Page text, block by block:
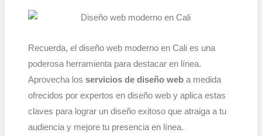
Recuerda, el diseño web moderno en Cali es una
poderosa herramienta para destacar en línea.
Aprovecha los servicios de diseño weba medida
ofrecidos por expertos en diseño web y aplica estas
claves para lograr un diseño exitoso que atraiga a tu
audiencia y mejore tu presencia en línea.